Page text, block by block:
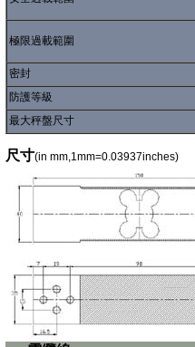
極限過載範圍
密封
防護等級
最大秤盤尺寸
尺寸(in mm,1mm=0.03937inches)